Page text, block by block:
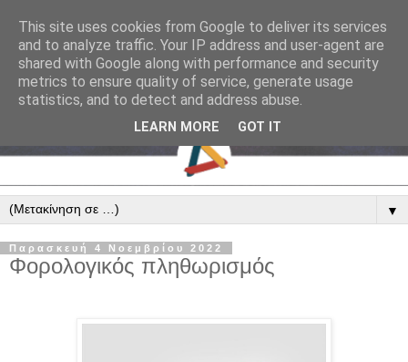
▼
Παρασκευή 4 Νοεμβρίου 2022
Φορολογικός πληθωρισμός
This site uses cookies from Google to deliver its services
and to analyze traffic. Your IP address and user-agent are
shared with Google along with performance and security
metrics to ensure quality of service, generate usage
statistics, and to detect and address abuse.
LEARN MORE GOT IT